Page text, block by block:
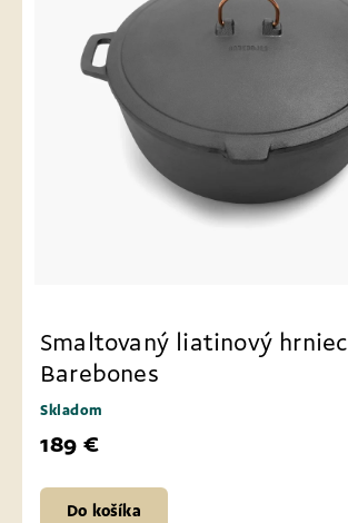
Smaltovaný liatinový hrniec
Barebones
Skladom
189 €
Do košíka